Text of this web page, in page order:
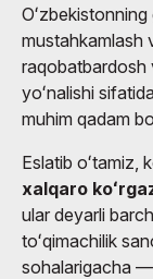
mustahkamlash
raqobatbardosh
yoʻnalishi
muhim qadam
Eslatib oʻtamiz,
xalqaro
ular deyarli
toʻqimachilik
sohalarigacha